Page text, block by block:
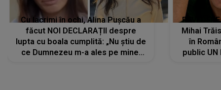
Cu lacrimi în ochi, Alina Pușcău a
făcut NOI DECLARAȚII despre
lupta cu boala cumplită: „Nu știu de
ce Dumnezeu m-a ales pe mine.
Mihai
în
public UN